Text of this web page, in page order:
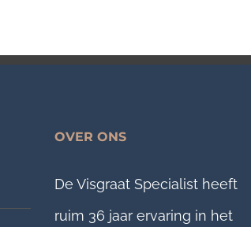
OVER ONS
De Visgraat Specialist heeft
ruim 36 jaar ervaring in het